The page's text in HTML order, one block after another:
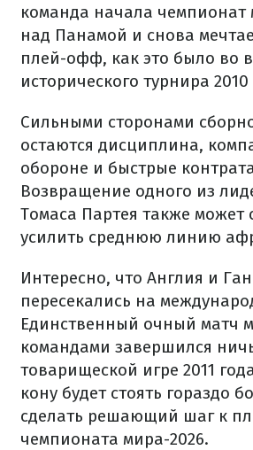
команда начала чемпионат
над Панамой и снова
плей-офф, как это было во
исторического турнира 2010
Сильными сторонами
остаются дисциплина,
обороне и быстрые
Возвращение одного из
Томаса Партея также может
усилить среднюю линию
Интересно, что Англия и
пересекались на
Единственный очный матч
командами завершился
товарищеской игре 2011
кону будет стоять гораздо
сделать решающий шаг к
чемпионата мира-2026.